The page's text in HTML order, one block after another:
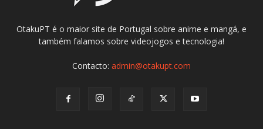
OtakuPT é o maior site de Portugal sobre anime e mangá, e
também falamos sobre videojogos e tecnologia!
Contacto: admin@otakupt.com